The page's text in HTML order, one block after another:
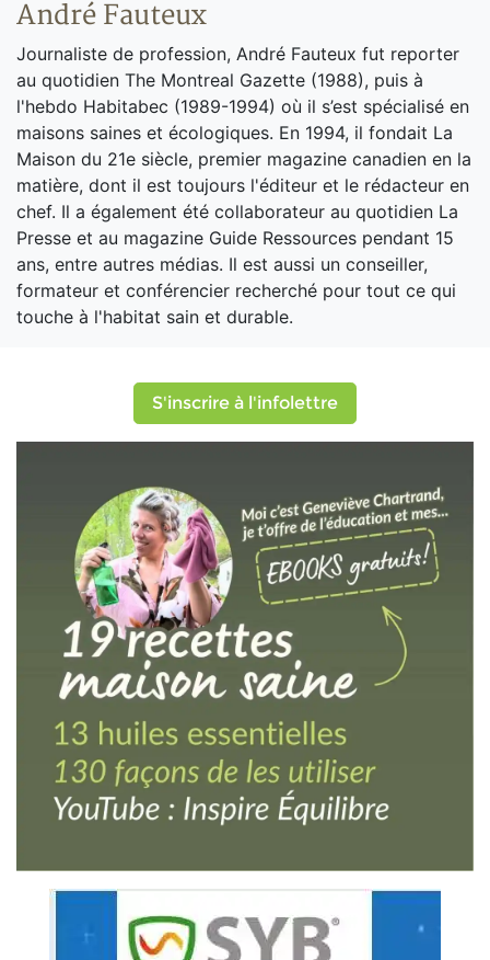
André Fauteux
Journaliste de profession, André Fauteux fut reporter
au quotidien The Montreal Gazette (1988), puis à
l'hebdo Habitabec (1989-1994) où il s’est spécialisé en
maisons saines et écologiques. En 1994, il fondait La
Maison du 21e siècle, premier magazine canadien en la
matière, dont il est toujours l'éditeur et le rédacteur en
chef. Il a également été collaborateur au quotidien La
Presse et au magazine Guide Ressources pendant 15
ans, entre autres médias. Il est aussi un conseiller,
formateur et conférencier recherché pour tout ce qui
touche à l'habitat sain et durable.
S'inscrire à l'infolettre